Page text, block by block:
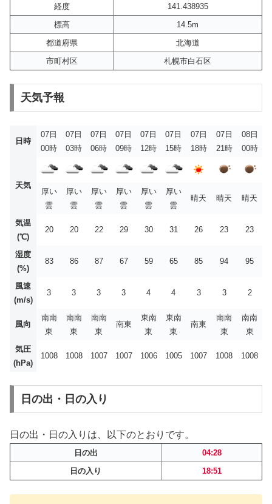
経度
141.438935
標高
14.5m
都道府県
北海道
市町村区
札幌市白石区
天気予報
日時
07日
00時
07日
03時
07日
06時
07日
09時
07日
12時
07日
15時
07日
18時
07日
21時
08日
00時
天気
厚い
雲
厚い
雲
厚い
雲
厚い
雲
厚い
雲
厚い
雲
晴天 晴天 晴天
気温
(℃)
20 20 22 29 30 31 26 23 23
湿度
(%)
83 86 87 67 59 65 85 94 95
風速
(m/s)
3 3 3 3 4 4 3 3 2
風向
南南
東
南南
東
南南
東
南東
東南
東
東南
東
南東
南南
東
南南
東
気圧
(hPa)
1008 1008 1007 1007 1006 1005 1007 1008 1008
日の出・日の入り
日の出・日の入りは、以下のとおりです。
日の出
04:28
日の入り
18:51